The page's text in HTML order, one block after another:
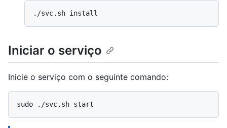
Iniciar o serviço
Inicie o serviço com o seguinte comando: